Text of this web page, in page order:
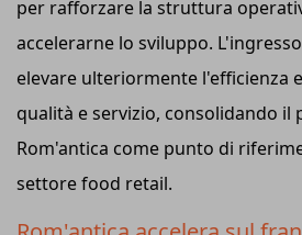
per rafforzare la struttura
accelerarne lo sviluppo.
elevare ulteriormente l'efficienza
qualità e servizio, consolidando il
Rom'antica come punto di
settore food retail.